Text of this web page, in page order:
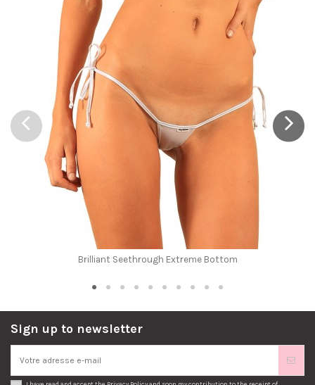
Brilliant Seethrough Extreme Bottom
Sign up to newsletter